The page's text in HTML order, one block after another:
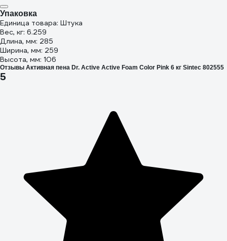
Упаковка
Единица товара: Штука
Вес, кг: 6.259
Длина, мм: 285
Ширина, мм: 259
Высота, мм: 106
Отзывы Активная пена Dr. Active Active Foam Color Pink 6 кг Sintec 802555
5